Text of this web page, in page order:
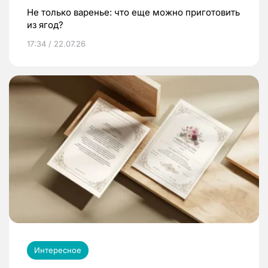
Не только варенье: что еще можно приготовить
из ягод?
17:34 / 22.07.26
Интересное